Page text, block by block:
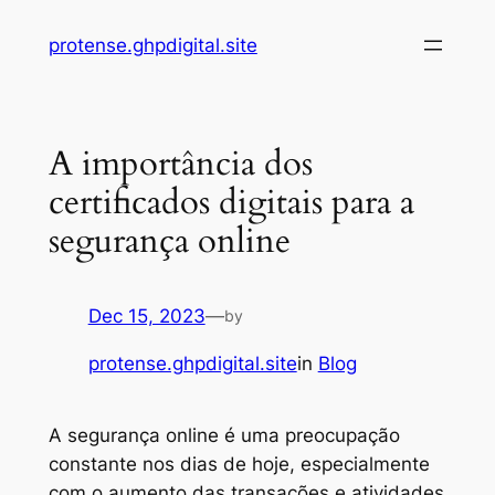
protense.ghpdigital.site
A importância dos
certificados digitais para a
segurança online
Dec 15, 2023—by
protense.ghpdigital.sitein Blog
A segurança online é uma preocupação
constante nos dias de hoje, especialmente